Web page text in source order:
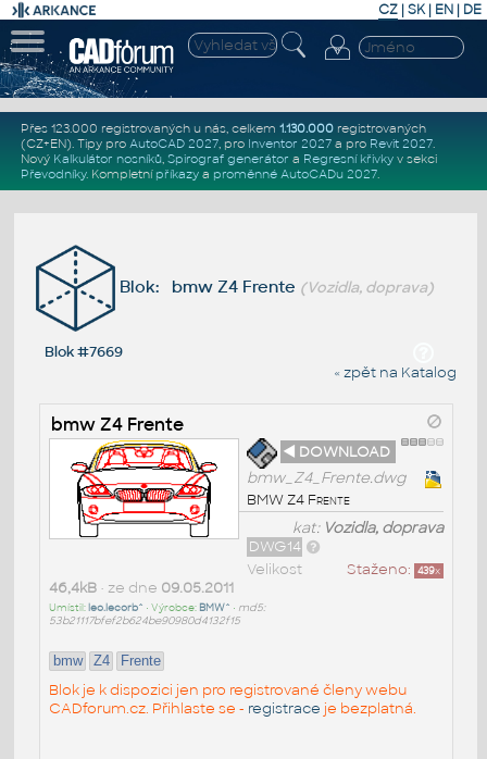
CZ | SK| EN | DE
Přes 123.000 registrovaných u nás, celkem 1.130.000registrovaných
(CZ+EN). Tipy pro AutoCAD 2027, pro Inventor 2027a pro Revit 2027.
Nový Kalkulátor nosníků, Spirograf generátor a Regresní křivkyv sekci
Převodníky. Kompletní příkazya proměnné AutoCADu 2027.
Blok: bmw Z4 Frente (Vozidla, doprava)
Blok #7669
« zpět na Katalog
bmw Z4 Frente
◄ DOWNLOAD
bmw_Z4_Frente.dwg
BMW Z4 Frente
kat: Vozidla, doprava
DWG14
Staženo: 439x
Velikost
46,4kB• ze dne 09.05.2011
Umístil: leo.lecorb^ • Výrobce: BMW^ • md5:
53b21117bfef2b624be90980d4132f15
bmw Z4 Frente
Blok je k dispozici jen pro registrované členy webu
CADforum.cz. Přihlaste se - registrace je bezplatná.